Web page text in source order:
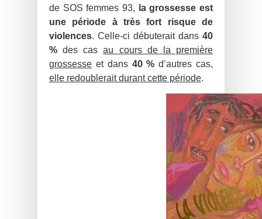
de SOS femmes 93,
la grossesse est
une période à très fort risque de
violences. Celle-ci débuterait dans 40
% des casau cours de la première
grossesse et dans 40 % d’autres cas,
elle redoublerait durant cette période.